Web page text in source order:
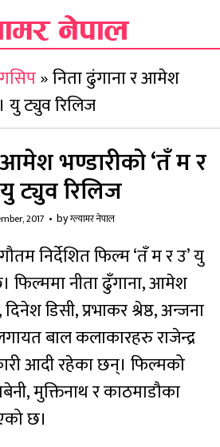
»निता ढुंगाना र आमेश
यु ट्युव रिलिज
भण्डारीको ‘तँ म र
ट्युव रिलिज
2017 byग्ल्यामर नेपाल
निर्देशित फिल्म ‘तँ म र उ’ यु
फिल्ममा नीता ढुँगाना, आमेश
डिसी, प्रभाकर श्रेष्ठ, अन्जना
बाल कलाकारहरु राजेन्द्र
आदी रहेका छन्। फिल्मको
मुक्तिनाथ र काठमाडौका
छ।